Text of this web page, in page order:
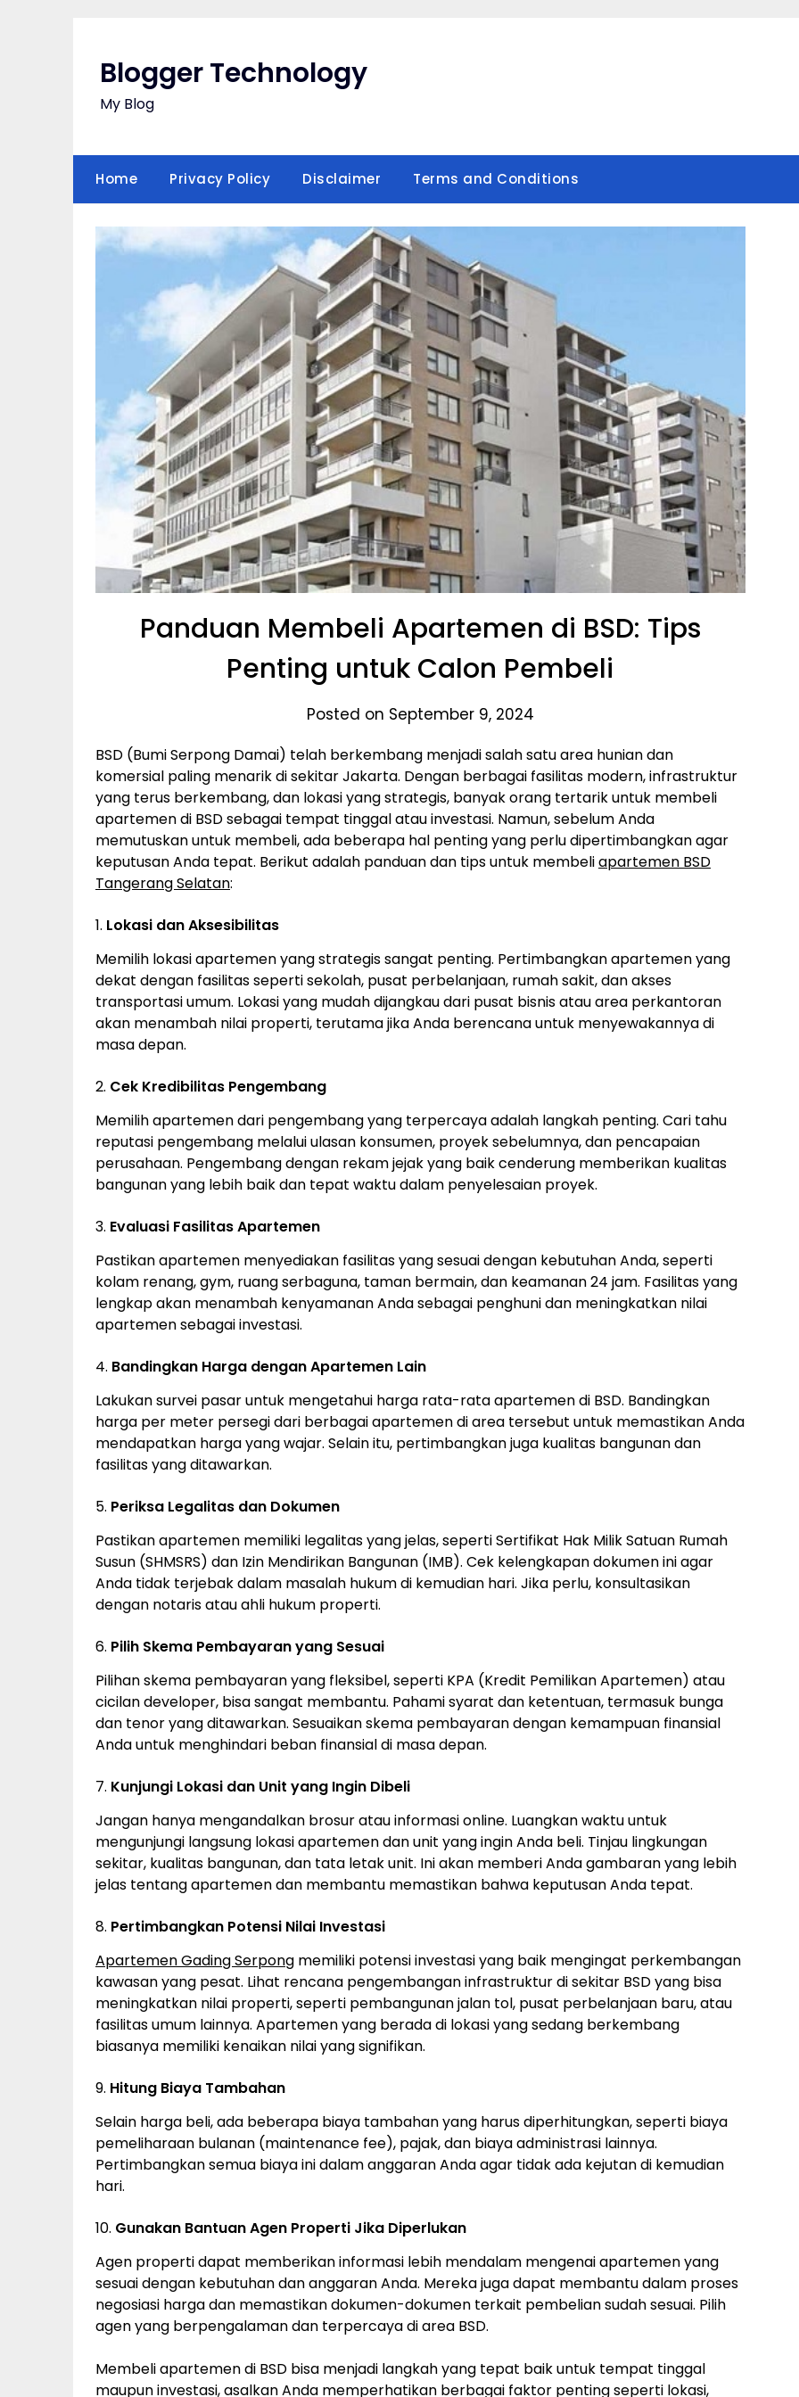
Blogger Technology
My Blog
Home Privacy Policy Disclaimer Terms and Conditions
Panduan Membeli Apartemen di BSD: Tips
Penting untuk Calon Pembeli
Posted on September 9, 2024
BSD (Bumi Serpong Damai) telah berkembang menjadi salah satu area hunian dan
komersial paling menarik di sekitar Jakarta. Dengan berbagai fasilitas modern, infrastruktur
yang terus berkembang, dan lokasi yang strategis, banyak orang tertarik untuk membeli
apartemen di BSD sebagai tempat tinggal atau investasi. Namun, sebelum Anda
memutuskan untuk membeli, ada beberapa hal penting yang perlu dipertimbangkan agar
keputusan Anda tepat. Berikut adalah panduan dan tips untuk membeliapartemen BSD
Tangerang Selatan:
1. Lokasi dan Aksesibilitas
Memilih lokasi apartemen yang strategis sangat penting. Pertimbangkan apartemen yang
dekat dengan fasilitas seperti sekolah, pusat perbelanjaan, rumah sakit, dan akses
transportasi umum. Lokasi yang mudah dijangkau dari pusat bisnis atau area perkantoran
akan menambah nilai properti, terutama jika Anda berencana untuk menyewakannya di
masa depan.
2. Cek Kredibilitas Pengembang
Memilih apartemen dari pengembang yang terpercaya adalah langkah penting. Cari tahu
reputasi pengembang melalui ulasan konsumen, proyek sebelumnya, dan pencapaian
perusahaan. Pengembang dengan rekam jejak yang baik cenderung memberikan kualitas
bangunan yang lebih baik dan tepat waktu dalam penyelesaian proyek.
3. Evaluasi Fasilitas Apartemen
Pastikan apartemen menyediakan fasilitas yang sesuai dengan kebutuhan Anda, seperti
kolam renang, gym, ruang serbaguna, taman bermain, dan keamanan 24 jam. Fasilitas yang
lengkap akan menambah kenyamanan Anda sebagai penghuni dan meningkatkan nilai
apartemen sebagai investasi.
4. Bandingkan Harga dengan Apartemen Lain
Lakukan survei pasar untuk mengetahui harga rata-rata apartemen di BSD. Bandingkan
harga per meter persegi dari berbagai apartemen di area tersebut untuk memastikan Anda
mendapatkan harga yang wajar. Selain itu, pertimbangkan juga kualitas bangunan dan
fasilitas yang ditawarkan.
5. Periksa Legalitas dan Dokumen
Pastikan apartemen memiliki legalitas yang jelas, seperti Sertifikat Hak Milik Satuan Rumah
Susun (SHMSRS) dan Izin Mendirikan Bangunan (IMB). Cek kelengkapan dokumen ini agar
Anda tidak terjebak dalam masalah hukum di kemudian hari. Jika perlu, konsultasikan
dengan notaris atau ahli hukum properti.
6. Pilih Skema Pembayaran yang Sesuai
Pilihan skema pembayaran yang fleksibel, seperti KPA (Kredit Pemilikan Apartemen) atau
cicilan developer, bisa sangat membantu. Pahami syarat dan ketentuan, termasuk bunga
dan tenor yang ditawarkan. Sesuaikan skema pembayaran dengan kemampuan finansial
Anda untuk menghindari beban finansial di masa depan.
7. Kunjungi Lokasi dan Unit yang Ingin Dibeli
Jangan hanya mengandalkan brosur atau informasi online. Luangkan waktu untuk
mengunjungi langsung lokasi apartemen dan unit yang ingin Anda beli. Tinjau lingkungan
sekitar, kualitas bangunan, dan tata letak unit. Ini akan memberi Anda gambaran yang lebih
jelas tentang apartemen dan membantu memastikan bahwa keputusan Anda tepat.
8. Pertimbangkan Potensi Nilai Investasi
Apartemen Gading Serpong memiliki potensi investasi yang baik mengingat perkembangan
kawasan yang pesat. Lihat rencana pengembangan infrastruktur di sekitar BSD yang bisa
meningkatkan nilai properti, seperti pembangunan jalan tol, pusat perbelanjaan baru, atau
fasilitas umum lainnya. Apartemen yang berada di lokasi yang sedang berkembang
biasanya memiliki kenaikan nilai yang signifikan.
9. Hitung Biaya Tambahan
Selain harga beli, ada beberapa biaya tambahan yang harus diperhitungkan, seperti biaya
pemeliharaan bulanan (maintenance fee), pajak, dan biaya administrasi lainnya.
Pertimbangkan semua biaya ini dalam anggaran Anda agar tidak ada kejutan di kemudian
hari.
10. Gunakan Bantuan Agen Properti Jika Diperlukan
Agen properti dapat memberikan informasi lebih mendalam mengenai apartemen yang
sesuai dengan kebutuhan dan anggaran Anda. Mereka juga dapat membantu dalam proses
negosiasi harga dan memastikan dokumen-dokumen terkait pembelian sudah sesuai. Pilih
agen yang berpengalaman dan terpercaya di area BSD.
Membeli apartemen di BSD bisa menjadi langkah yang tepat baik untuk tempat tinggal
maupun investasi, asalkan Anda memperhatikan berbagai faktor penting seperti lokasi,